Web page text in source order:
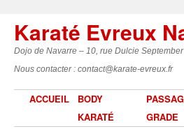
Karaté Evreux
Dojo de Navarre – 10, rue Dulcie
Nous contacter : contact@karate-evreux.fr
ACCUEIL
BODY
KARATÉ
GRADE